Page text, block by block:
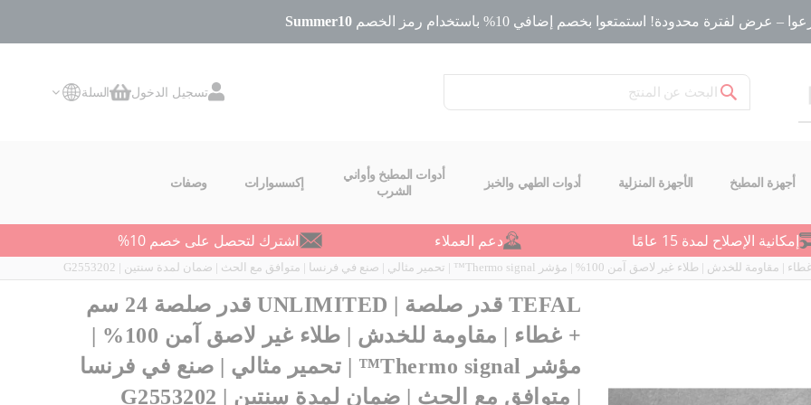
– عرض لفترة محدودة! استمتعوا بخصم إضافي 10% باستخدام رمز الخصم Summer10
بحث
تسجيل الدخولسلة التسوق
السلة
أجهزة المطبخ الأجهزة المنزلية أدوات الطهي والخبز
أدوات المطبخ وأواني
الشرب
إكسسوارات وصفات
إمكانية الإصلاح لمدة 15 عامًا دعم العملاء اشترك لتحصل على خصم 10%
TEFAL قدر صلصة | UNLIMITED قدر صلصة 24 سم
+ غطاء | مقاومة للخدش | طلاء غير لاصق آمن 100% |
مؤشر Thermo signal™ | تحمير مثالي | صنع في فرنسا
| متوافق مع الحث | ضمان لمدة سنتين | G2553202